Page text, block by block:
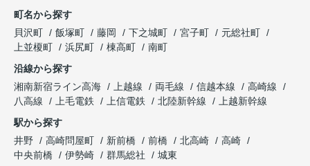
町名から探す
貝沢町
飯塚町 藤岡 下之城町 宮子町
元総社町
上並榎町
浜尻町 棟高町
南町
沿線から探す
湘南新宿ライン高海
上越線 両毛線 信越本線
高崎線
八高線
上毛電鉄 上信電鉄 北陸新幹線
上越新幹線
駅から探す
井野
高崎問屋町 新前橋 前橋 北高崎
高崎
中央前橋
伊勢崎 群馬総社 城東